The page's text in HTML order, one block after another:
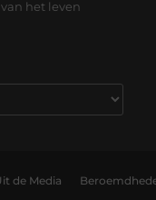
het leven
de Media